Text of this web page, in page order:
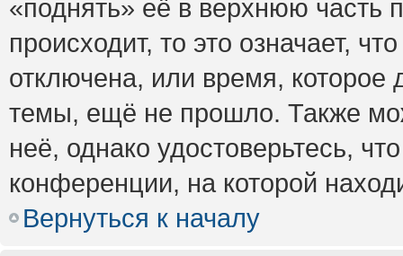
«поднять» её в верхнюю часть
происходит, то это означает,
отключена, или время, которое
темы, ещё не прошло. Также
неё, однако удостоверьтесь,
конференции, на которой
Вернуться к началу